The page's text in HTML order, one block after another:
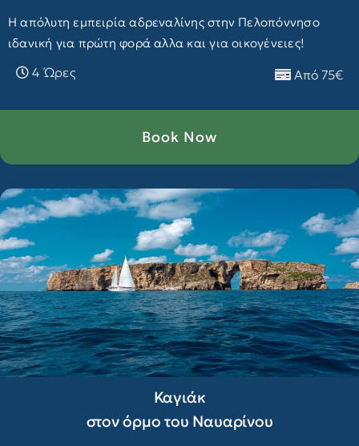
Η απόλυτη εμπειρία αδρεναλίνης στην Πελοπόννησο
ιδανική για πρώτη φορά αλλα και για οικογένειες!
4 Ώρες Από 75€
Book Now
Καγιάκ
στον όρμο του Ναυαρίνου